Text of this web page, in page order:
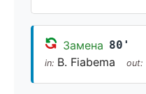
Замена 80'
in: B. Fiabema out: